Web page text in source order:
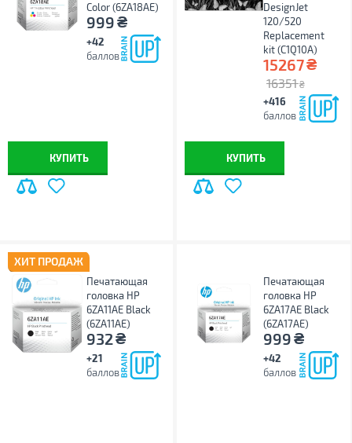
Color (6ZA18AE)
999₴
+42
баллов
КУПИТЬ
DesignJet
120/520
Replacement
kit (C1Q10A)
15267₴
16351 ₴
+416
баллов
КУПИТЬ
ХИТ ПРОДАЖ
Печатающая
головка HP
6ZA11AE Black
(6ZA11AE)
932₴
+21
баллов
Печатающая
головка HP
6ZA17AE Black
(6ZA17AE)
999₴
+42
баллов